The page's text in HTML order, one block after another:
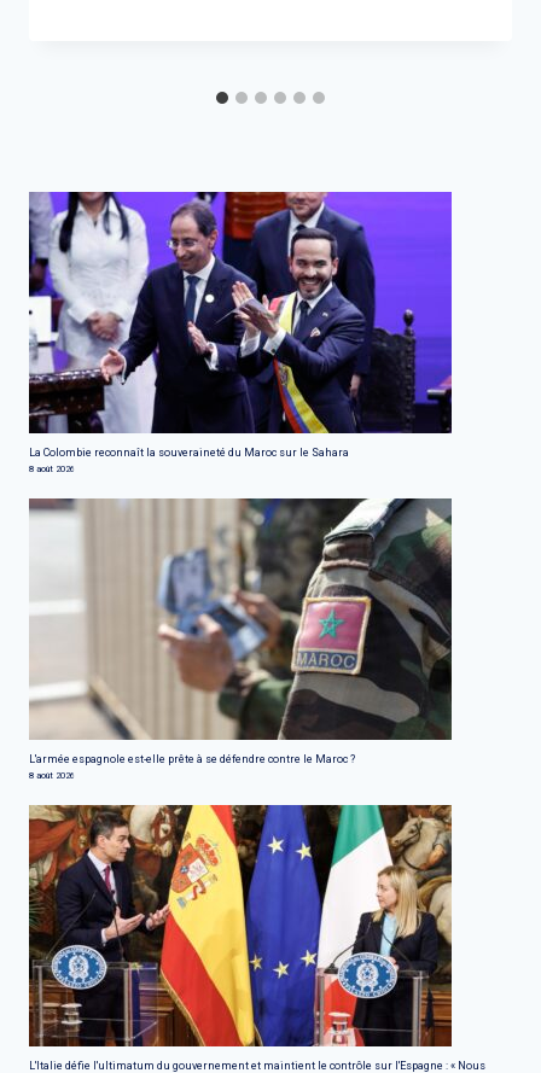
La Colombie reconnaît la souveraineté du Maroc sur le Sahara
8 août 2026
L'armée espagnole est-elle prête à se défendre contre le Maroc ?
8 août 2026
L'Italie défie l'ultimatum du gouvernement et maintient le contrôle sur l'Espagne : « Nous